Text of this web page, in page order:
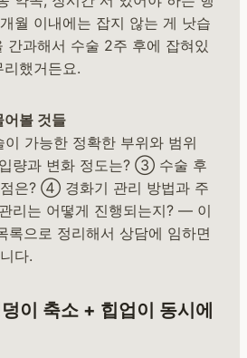
월 이내에는 잡지 않는 게 낫습
간과해서 수술 2주 후에 잡혀있
했거든요.
어볼 것들
가능한 정확한 부위와 범위
량과 변화 정도는? ③ 수술 후
은? ④ 경화기 관리 방법과 주
리는 어떻게 진행되는지? — 이
록으로 정리해서 상담에 임하면
다.
이 축소 + 힙업이 동시에